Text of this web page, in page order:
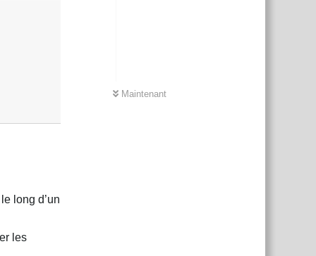
Maintenant
long d’un
les